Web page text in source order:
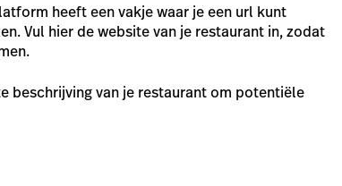
heeft een vakje waar je een url kunt
Vul hier de website van je restaurant in, zodat
beschrijving van je restaurant om potentiële